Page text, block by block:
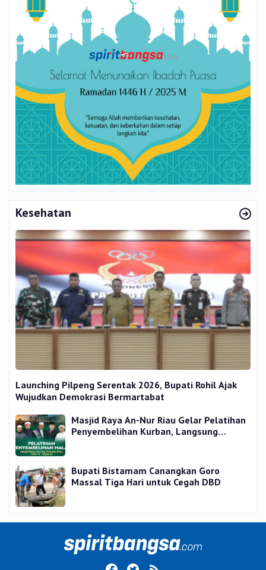
Kesehatan
Launching Pilpeng Serentak 2026, Bupati Rohil Ajak
Wujudkan Demokrasi Bermartabat
Masjid Raya An-Nur Riau Gelar Pelatihan
Penyembelihan Kurban, Langsung
Bupati Bistamam Canangkan Goro
Massal Tiga Hari untuk Cegah DBD